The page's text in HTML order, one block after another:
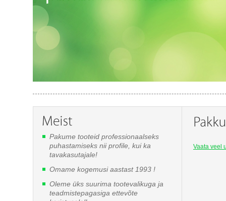
Vaata veel
Pakume tooteid professionaalseks
puhastamiseks nii profile, kui ka
tavakasutajale!
Omame kogemusi aastast 1993 !
Oleme üks suurima tootevalikuga ja
teadmistepagasiga ettevõte